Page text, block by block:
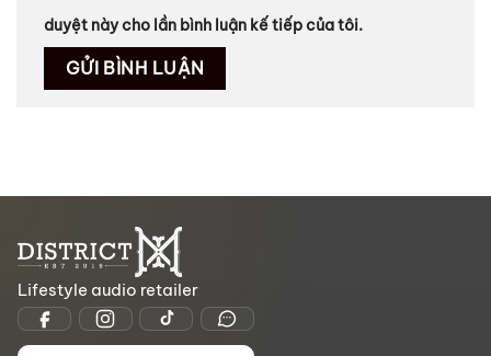
duyệt này cho lần bình luận kế tiếp của tôi.
Lifestyle audio retailer